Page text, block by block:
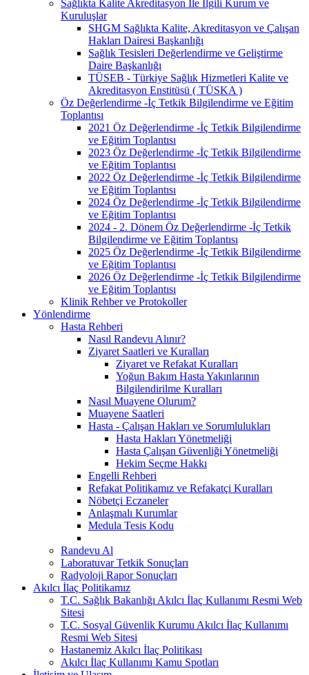
Sağlıkta Kalite Akreditasyon İle İlgili Kurum ve
Kuruluşlar
SHGM Sağlıkta Kalite, Akreditasyon ve Çalışan
Hakları Dairesi Başkanlığı
Sağlık Tesisleri Değerlendirme ve Geliştirme
Daire Başkanlığı
TÜSEB - Türkiye Sağlık Hizmetleri Kalite ve
Akreditasyon Enstitüsü ( TÜSKA )
Öz Değerlendirme -İç Tetkik Bilgilendirme ve Eğitim
Toplantısı
2021 Öz Değerlendirme -İç Tetkik Bilgilendirme
ve Eğitim Toplantısı
2023 Öz Değerlendirme -İç Tetkik Bilgilendirme
ve Eğitim Toplantısı
2022 Öz Değerlendirme -İç Tetkik Bilgilendirme
ve Eğitim Toplantısı
2024 Öz Değerlendirme -İç Tetkik Bilgilendirme
ve Eğitim Toplantısı
2024 - 2. Dönem Öz Değerlendirme -İç Tetkik
Bilgilendirme ve Eğitim Toplantısı
2025 Öz Değerlendirme -İç Tetkik Bilgilendirme
ve Eğitim Toplantısı
2026 Öz Değerlendirme -İç Tetkik Bilgilendirme
ve Eğitim Toplantısı
Klinik Rehber ve Protokoller
Yönlendirme
Hasta Rehberi
Nasıl Randevu Alınır?
Ziyaret Saatleri ve Kuralları
Ziyaret ve Refakat Kuralları
Yoğun Bakım Hasta Yakınlarının
Bilgilendirilme Kuralları
Nasıl Muayene Olurum?
Muayene Saatleri
Hasta - Çalışan Hakları ve Sorumlulukları
Hasta Hakları Yönetmeliği
Hasta Çalışan Güvenliği Yönetmeliği
Hekim Seçme Hakkı
Engelli Rehberi
Refakat Politikamız ve Refakatçi Kuralları
Nöbetçi Eczaneler
Anlaşmalı Kurumlar
Medula Tesis Kodu
Randevu Al
Laboratuvar Tetkik Sonuçları
Radyoloji Rapor Sonuçları
Akılcı İlaç Politikamız
T.C. Sağlık Bakanlığı Akılcı İlaç Kullanımı Resmi Web
Sitesi
T.C. Sosyal Güvenlik Kurumu Akılcı İlaç Kullanımı
Resmi Web Sitesi
Hastanemiz Akılcı İlaç Politikası
Akılcı İlaç Kullanımı Kamu Spotları